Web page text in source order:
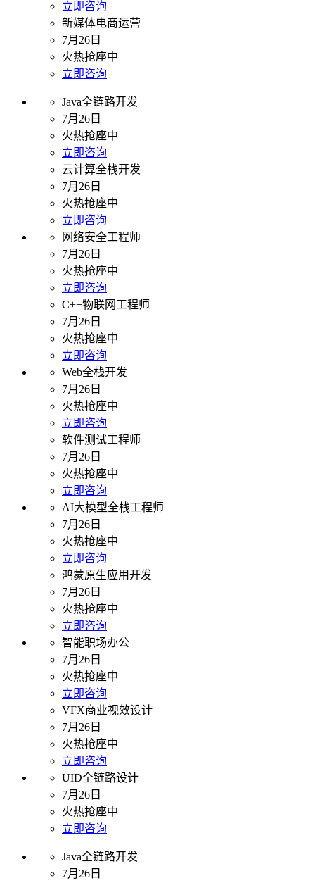
立即咨询
新媒体电商运营
7月26日
火热抢座中
立即咨询
Java全链路开发
7月26日
火热抢座中
立即咨询
云计算全栈开发
7月26日
火热抢座中
立即咨询
网络安全工程师
7月26日
火热抢座中
立即咨询
C++物联网工程师
7月26日
火热抢座中
立即咨询
Web全栈开发
7月26日
火热抢座中
立即咨询
软件测试工程师
7月26日
火热抢座中
立即咨询
AI大模型全栈工程师
7月26日
火热抢座中
立即咨询
鸿蒙原生应用开发
7月26日
火热抢座中
立即咨询
智能职场办公
7月26日
火热抢座中
立即咨询
VFX商业视效设计
7月26日
火热抢座中
立即咨询
UID全链路设计
7月26日
火热抢座中
立即咨询
Java全链路开发
7月26日